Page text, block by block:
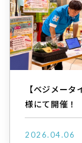
【ベジメー
様にて開催！
2026.04.06